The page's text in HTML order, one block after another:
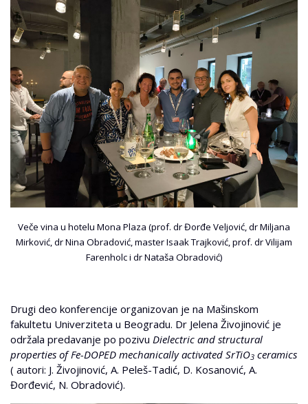
Veče vina u hotelu Mona Plaza (prof. dr Đorđe Veljović, dr Miljana
Mirković, dr Nina Obradović, master Isaak Trajković, prof. dr Vilijam
Farenholc i dr Nataša Obradović)
Drugi deo konferencije organizovan je na Mašinskom
fakultetu Univerziteta u Beogradu. Dr Jelena Živojinović je
održala predavanje po pozivu Dielectric and structural
properties of Fe-DOPED mechanically activated SrTiO3 ceramics
( autori: J. Živojinović, A. Peleš-Tadić, D. Kosanović, A.
Đorđević, N. Obradović).